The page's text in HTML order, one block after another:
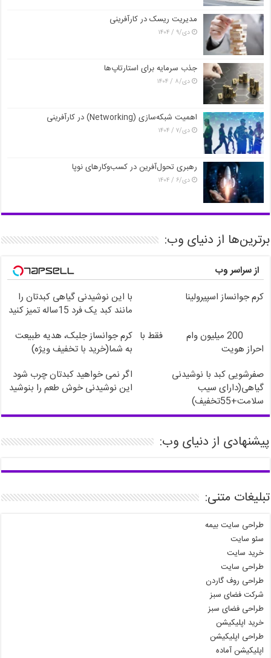
مدیریت ریسک در کارآفرینی
دی/۹ / ۱۴۰۴
جذب سرمایه برای استارتاپ‌ها
دی/۸ / ۱۴۰۴
اهمیت شبکه‌سازی (Networking) در کارآفرینی
دی/۷ / ۱۴۰۴
رهبری تحول‌آفرین در کسب‌وکارهای نوپا
دی/۶ / ۱۴۰۴
برترین‌ها از دنیای وب:
از سراسر وب
کرم جوانساز اسپیرولینا
با این نوشیدنی گیاهی کبدتان را
مانند کبد یک فرد 15ساله تمیز کنید
200 میلیون وام
فقط با
احراز هویت
کرم جوانساز جلبک، هدیه طبیعت
به شما(خرید با تخفیف ویژه)
صفرشویی کبد با نوشیدنی
گیاهی(دارای سیب
سلامت+55تخفیف)
اگر نمی خواهید کبدتان چرب شود
این نوشیدنی خوش طعم را بنوشید
پیشنهادی از دنیای وب:
تبلیغات متنی:
طراحی سایت بیمه
سئو سایت
خرید سایت
طراحی سایت
طراحی روف گاردن
شرکت فضای سبز
طراحی فضای سبز
خرید اپلیکیشن
طراحی اپلیکیشن
اپلیکیشن آماده